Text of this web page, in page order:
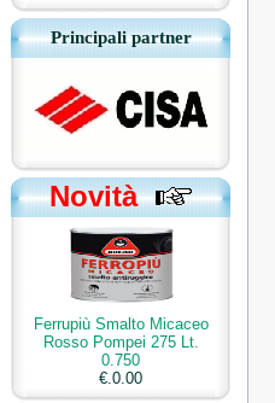
Principali partner
Novità
Ferrupiù Smalto Micaceo
Rosso Pompei 275 Lt.
0.750
€.0.00